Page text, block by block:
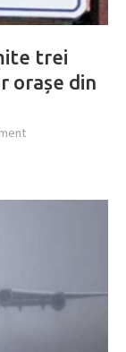
trei
orașe din